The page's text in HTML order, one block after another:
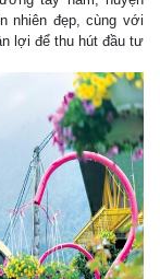
nhiên đẹp, cùng với
lợi để thu hút đầu tư